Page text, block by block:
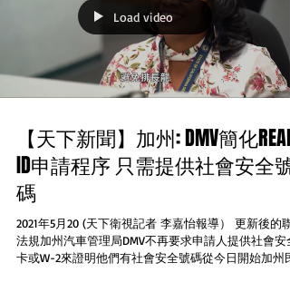
Load video
【天下新聞】加州: DMV簡化REAL
ID申請程序 只需提供社會安全號
碼
2021年5月20 (天下衛視記者 李嘉怡報導） 更新後的聯
法規加州汽車管理局DMV不再要求申請人提供社會安全
卡或W-2來證明他們有社會安全號碼從今日開始加州民